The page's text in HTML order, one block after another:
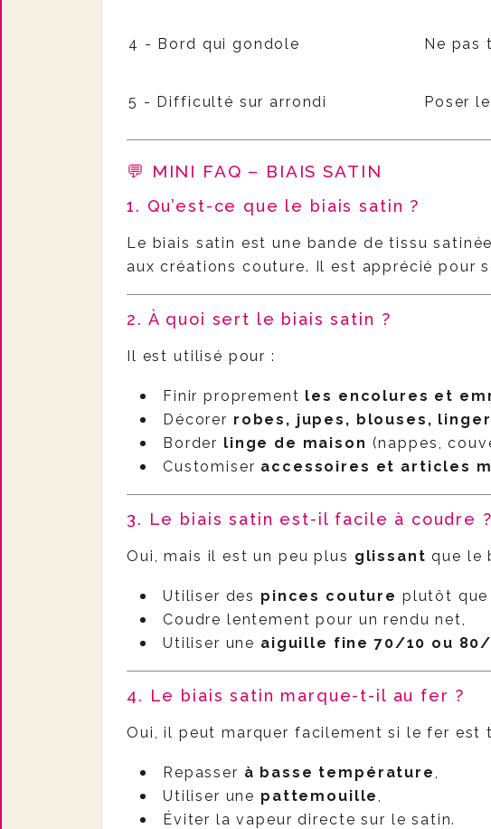
4 - Bord qui gondole Ne pas
5 - Difficulté sur arrondi Poser
💬 MINI FAQ – BIAIS SATIN
1. Qu’est-ce que le biais satin ?
Le biais satin est une bande de tissu
aux créations couture. Il est apprécié pour
2. À quoi sert le biais satin ?
Il est utilisé pour :
Finir proprement les encolures et
Décorer robes, jupes, blouses,
Border linge de maison (nappes,
Customiser accessoires et articles
3. Le biais satin est-il facile à coudre ?
Oui, mais il est un peu plus glissant que le
Utiliser des pinces couture plutôt que
Coudre lentement pour un rendu net,
Utiliser une aiguille fine 70/10 ou 80/
4. Le biais satin marque-t-il au fer ?
Oui, il peut marquer facilement si le fer est
Repasser à basse température,
Utiliser une pattemouille,
Éviter la vapeur directe sur le satin.